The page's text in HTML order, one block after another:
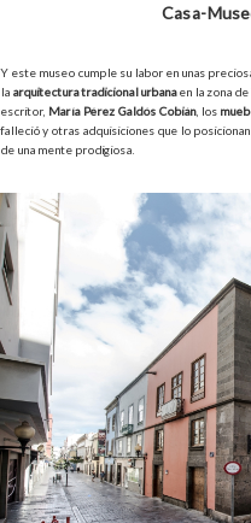
Casa-
Y este museo cumple su labor en unas
la arquitectura tradicional urbanaen la zona de
escritor, María Pérez Galdós Cobián, los
falleció y otras adquisiciones que lo
de una mente prodigiosa.